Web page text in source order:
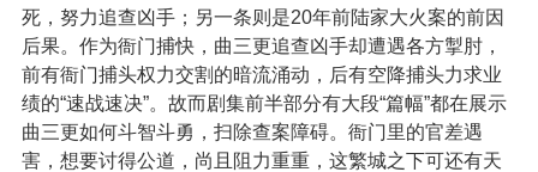
死，努力追查凶手；另一条则是20年前陆家大火案的前因
后果。作为衙门捕快，曲三更追查凶手却遭遇各方掣肘，
前有衙门捕头权力交割的暗流涌动，后有空降捕头力求业
绩的“速战速决”。故而剧集前半部分有大段“篇幅”都在展示
曲三更如何斗智斗勇，扫除查案障碍。衙门里的官差遇
害，想要讨得公道，尚且阻力重重，这繁城之下可还有天